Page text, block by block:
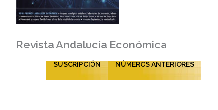
Revista Andalucía Económica
SUSCRIPCIÓN NÚMEROS ANTERIORES